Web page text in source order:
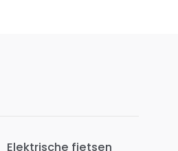
Elektrische fietsen